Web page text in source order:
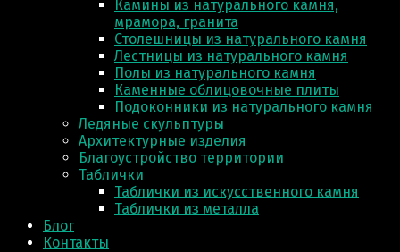
Камины из натурального камня,
мрамора, гранита
Столешницы из натурального камня
Лестницы из натурального камня
Полы из натурального камня
Каменные облицовочные плиты
Подоконники из натурального камня
Ледяные скульптуры
Архитектурные изделия
Благоустройство территории
Таблички
Таблички из искусственного камня
Таблички из металла
Блог
Контакты